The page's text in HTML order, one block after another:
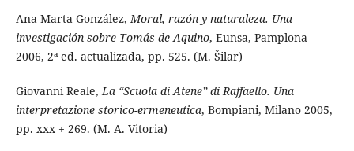
Ana Marta González,Moral, razón y naturaleza. Una
investigación sobre Tomás de Aquino, Eunsa, Pamplona
2006, 2ª ed. actualizada, pp. 525. (M. Šilar)
Giovanni Reale,La “Scuola di Atene” di Raffaello. Una
interpretazione storico-ermeneutica, Bompiani, Milano 2005,
pp. xxx + 269. (M. A. Vitoria)